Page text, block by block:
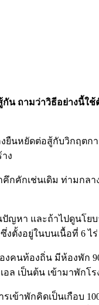
น ถามว่าวิธีอย่างนี้
ยืนหยัดต่อสู้กับวิกฤต
ง
คักเช่นเดิม ท่ามกล
ปัญหา และถ้าไปดูน
งตั้งอยู่ในบนเนื้อที่ 6 ไ
คนท้องถิ่น มีห้องพัก
อล เป็นต้น เข้ามาพัก
ข้าพักคิดเป็นเกือบ